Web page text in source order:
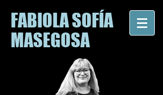
FABIOLA SOFÍA
MASEGOSA